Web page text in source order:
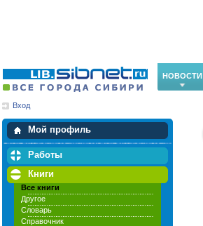
НОВОСТИ
Вход
Мой профиль
Мои закладки
Работы
Книги
Все книги
Другое
Словарь
Справочник